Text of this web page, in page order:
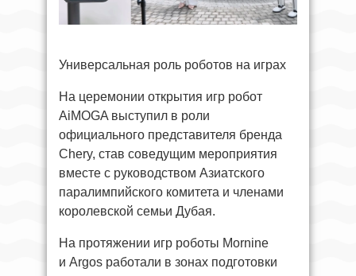
Универсальная роль роботов на играх
На церемонии открытия игр робот
AiMOGA выступил в роли
официального представителя бренда
Chery, став соведущим мероприятия
вместе с руководством Азиатского
паралимпийского комитета и членами
королевской семьи Дубая.
На протяжении игр роботы Mornine
и Argos работали в зонах подготовки